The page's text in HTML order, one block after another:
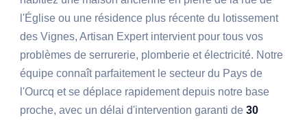
l'Église ou une résidence plus récente du lotissement
des Vignes, Artisan Expert intervient pour tous vos
problèmes de serrurerie, plomberie et électricité. Notre
équipe connaît parfaitement le secteur du Pays de
l'Ourcq et se déplace rapidement depuis notre base
proche, avec un délai d'intervention garanti de30